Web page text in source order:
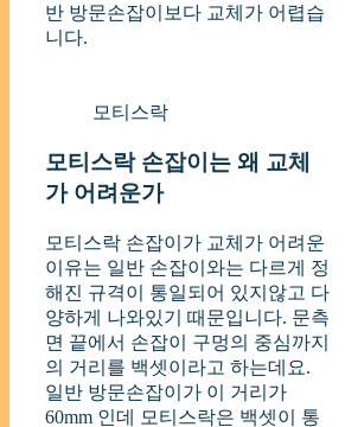
반 방문손잡이보다 교체가 어렵습
니다.
모티스락
모티스락 손잡이는 왜 교체
가 어려운가
모티스락 손잡이가 교체가 어려운
이유는 일반 손잡이와는 다르게 정
해진 규격이 통일되어 있지않고 다
양하게 나와있기 때문입니다. 문측
면 끝에서 손잡이 구멍의 중심까지
의 거리를 백셋이라고 하는데요.
일반 방문손잡이가 이 거리가
60mm 인데 모티스락은 백셋이 통